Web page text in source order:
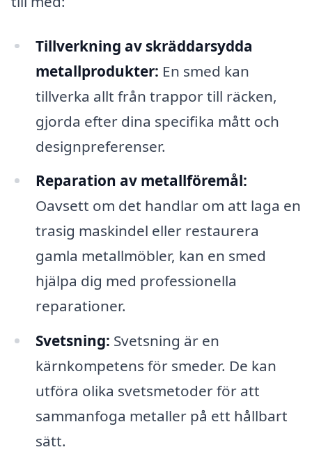
Tillverkning av skräddarsydda
metallprodukter: En smed kan
tillverka allt från trappor till räcken,
gjorda efter dina specifika mått och
designpreferenser.
Reparation av metallföremål:
Oavsett om det handlar om att laga en
trasig maskindel eller restaurera
gamla metallmöbler, kan en smed
hjälpa dig med professionella
reparationer.
Svetsning: Svetsning är en
kärnkompetens för smeder. De kan
utföra olika svetsmetoder för att
sammanfoga metaller på ett hållbart
sätt.